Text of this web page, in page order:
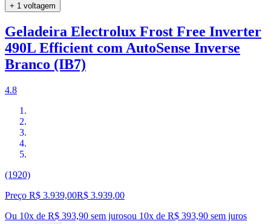
+ 1 voltagem
Geladeira Electrolux Frost Free Inverter
490L Efficient com AutoSense Inverse
Branco (IB7)
4.8
(1920)
Preço R$ 3.939,00R$ 3.939,00
Ou 10x de R$ 393,90 sem jurosou 10x de R$ 393,90 sem juros